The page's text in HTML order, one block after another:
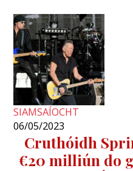
SIAMSAÍOCHT
06/05/2023
Cruthóidh
€20 milliún do